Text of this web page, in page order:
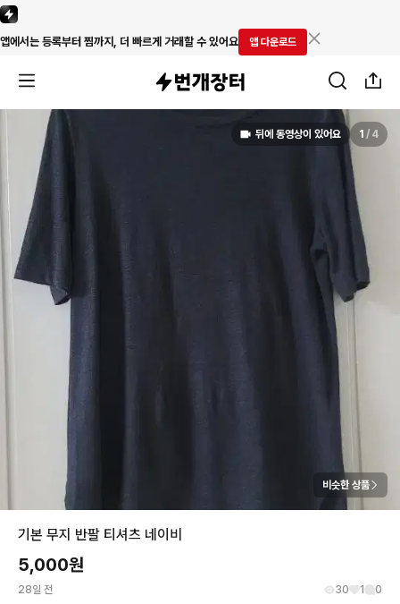
앱에서는 등록부터 찜까지, 더 빠르게 거래할 수 있어요 앱 다운로드
뒤에 동영상이 있어요 1 / 4
비슷한 상품
기본 무지 반팔 티셔츠 네이비
5,000원
28일 전 30 1 0